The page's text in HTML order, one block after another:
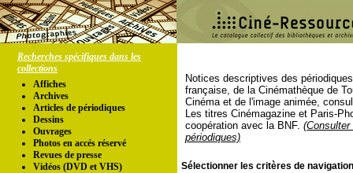
Recherches spécifiques dans les
collections
Affiches
Archives
Articles de périodiques
Dessins
Ouvrages
Photos en accés réservé
Revues de presse
Vidéos (DVD et VHS)
Notices descriptives des
française, de la Cinémathèque de
Cinéma et de l'image animée,
Les titres Cinémagazine et Paris-
coopération avec la BNF.
périodiques)
Sélectionner les critères de